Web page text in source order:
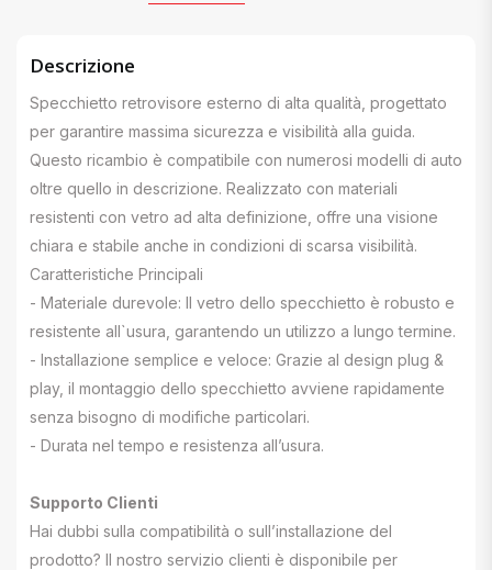
Descrizione
Specchietto retrovisore esterno di alta qualità, progettato
per garantire massima sicurezza e visibilità alla guida.
Questo ricambio è compatibile con numerosi modelli di auto
oltre quello in descrizione. Realizzato con materiali
resistenti con vetro ad alta definizione, offre una visione
chiara e stabile anche in condizioni di scarsa visibilità.
Caratteristiche Principali
- Materiale durevole: Il vetro dello specchietto è robusto e
resistente all`usura, garantendo un utilizzo a lungo termine.
- Installazione semplice e veloce: Grazie al design plug &
play, il montaggio dello specchietto avviene rapidamente
senza bisogno di modifiche particolari.
- Durata nel tempo e resistenza all’usura.
Supporto Clienti
Hai dubbi sulla compatibilità o sull’installazione del
prodotto? Il nostro servizio clienti è disponibile per